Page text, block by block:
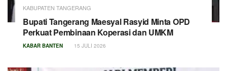
KABUPATEN TANGERANG
Bupati Tangerang Maesyal Rasyid Minta OPD
Perkuat Pembinaan Koperasi dan UMKM
KABAR BANTEN 15 JULI 2026